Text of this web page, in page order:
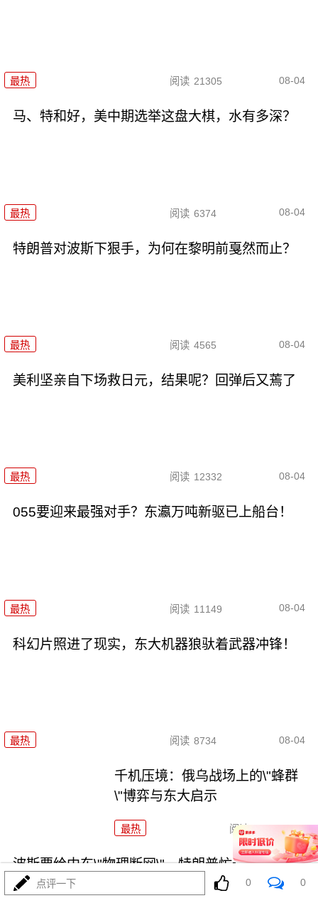
最热 阅读 21305 08-04
马、特和好，美中期选举这盘大棋，水有多深？
最热 阅读 6374 08-04
特朗普对波斯下狠手，为何在黎明前戛然而止？
最热 阅读 4565 08-04
美利坚亲自下场救日元，结果呢？回弹后又蔫了
最热 阅读 12332 08-04
055要迎来最强对手？东瀛万吨新驱已上船台！
最热 阅读 11149 08-04
科幻片照进了现实，东大机器狼驮着武器冲锋！
最热 阅读 8734 08-04
千机压境：俄乌战场上的\"蜂群
\"博弈与东大启示
最热 阅读 8514
波斯要给中东\"物理断网\"，特朗普忙递橄榄枝？
点评一下 0 0